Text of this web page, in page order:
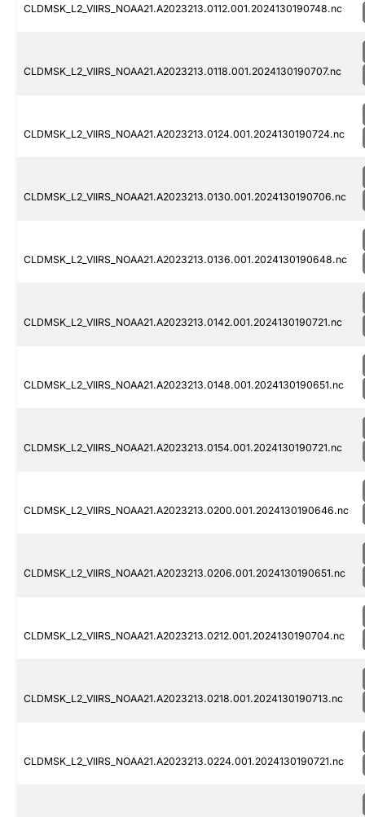
CLDMSK_L2_VIIRS_NOAA21.A2023213.0112.001.2024130190748.nc
CLDMSK_L2_VIIRS_NOAA21.A2023213.0118.001.2024130190707.nc
CLDMSK_L2_VIIRS_NOAA21.A2023213.0124.001.2024130190724.nc
CLDMSK_L2_VIIRS_NOAA21.A2023213.0130.001.2024130190706.nc
CLDMSK_L2_VIIRS_NOAA21.A2023213.0136.001.2024130190648.nc
CLDMSK_L2_VIIRS_NOAA21.A2023213.0142.001.2024130190721.nc
CLDMSK_L2_VIIRS_NOAA21.A2023213.0148.001.2024130190651.nc
CLDMSK_L2_VIIRS_NOAA21.A2023213.0154.001.2024130190721.nc
CLDMSK_L2_VIIRS_NOAA21.A2023213.0200.001.2024130190646.nc
CLDMSK_L2_VIIRS_NOAA21.A2023213.0206.001.2024130190651.nc
CLDMSK_L2_VIIRS_NOAA21.A2023213.0212.001.2024130190704.nc
CLDMSK_L2_VIIRS_NOAA21.A2023213.0218.001.2024130190713.nc
CLDMSK_L2_VIIRS_NOAA21.A2023213.0224.001.2024130190721.nc